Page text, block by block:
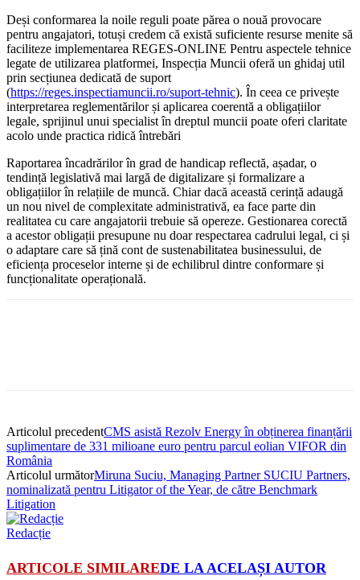
Deși conformarea la noile reguli poate părea o nouă provocare
pentru angajatori, totuși credem că există suficiente resurse menite să
faciliteze implementarea REGES-ONLINE Pentru aspectele tehnice
legate de utilizarea platformei, Inspecția Muncii oferă un ghidaj util
prin secțiunea dedicată de suport
(https://reges.inspectiamuncii.ro/suport-tehnic). În ceea ce privește
interpretarea reglementărilor și aplicarea coerentă a obligațiilor
legale, sprijinul unui specialist în dreptul muncii poate oferi claritate
acolo unde practica ridică întrebări
Raportarea încadrărilor în grad de handicap reflectă, așadar, o
tendință legislativă mai largă de digitalizare și formalizare a
obligațiilor în relațiile de muncă. Chiar dacă această cerință adaugă
un nou nivel de complexitate administrativă, ea face parte din
realitatea cu care angajatorii trebuie să opereze. Gestionarea corectă
a acestor obligații presupune nu doar respectarea cadrului legal, ci și
o adaptare care să țină cont de sustenabilitatea businessului, de
eficiența proceselor interne și de echilibrul dintre conformare și
funcționalitate operațională.
Articolul precedentCMS asistă Rezolv Energy în obținerea finanțării
suplimentare de 331 milioane euro pentru parcul eolian VIFOR din
România
Articolul următorMiruna Suciu, Managing Partner SUCIU Partners,
nominalizată pentru Litigator of the Year, de către Benchmark
Litigation
Redacție
ARTICOLE SIMILAREDE LA ACELAȘI AUTOR